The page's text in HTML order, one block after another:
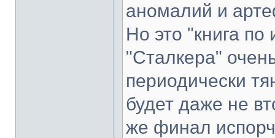
аномалий и
Но это "книга
"Сталкера"
периодически
будет даже не
же финал